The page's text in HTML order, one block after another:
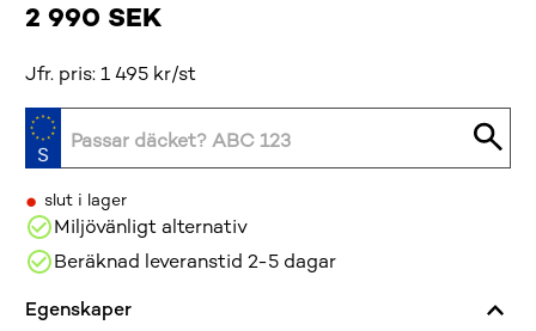
2 990 SEK
Jfr. pris: 1 495 kr/st
• slut i lager
Miljövänligt alternativ
Beräknad leveranstid 2-5 dagar
Egenskaper